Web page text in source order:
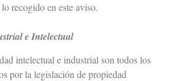
recogido en este aviso.
e Intelectual
intelectual e industrial son todos los
por la legislación de propiedad